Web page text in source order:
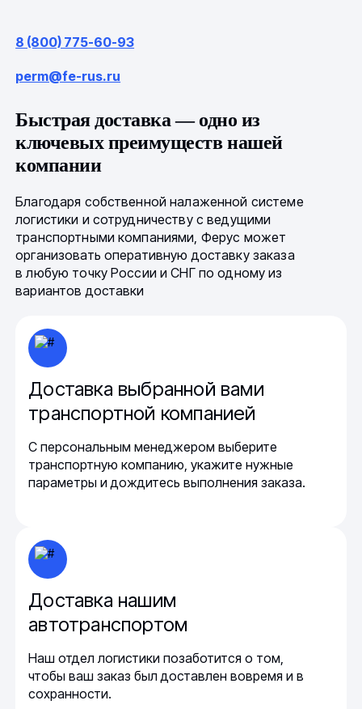
8 (800) 775-60-93
perm@fe-rus.ru
Быстрая доставка — одно из
ключевых преимуществ нашей
компании
Благодаря собственной налаженной системе
логистики и сотрудничеству с ведущими
транспортными компаниями, Ферус может
организовать оперативную доставку заказа
в любую точку России и СНГ по одному из
вариантов доставки
Доставка выбранной вами
транспортной компанией
С персональным менеджером выберите
транспортную компанию, укажите нужные
параметры и дождитесь выполнения заказа.
Доставка нашим
автотранспортом
Наш отдел логистики позаботится о том,
чтобы ваш заказ был доставлен вовремя и в
сохранности.